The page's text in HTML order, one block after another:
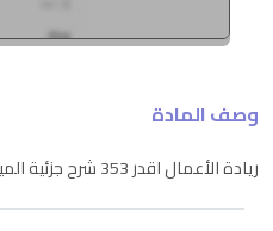
وصف المادة
ريادة الأعمال اقدر 353 شرح جزئية الميد للمادة حلول تجميعات سابقة